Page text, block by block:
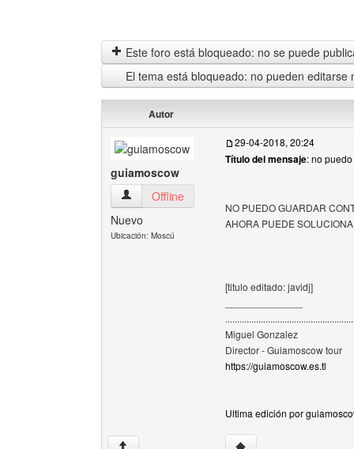
Este foro está bloqueado: no se puede
El tema está bloqueado: no pueden editarse
Autor
guiamoscow
guiamoscow Ver perfil del usuario
Offline
Nuevo
Ubicación: Moscú
29-04-2018, 20:24
Título del mensaje: no
NO PUEDO GUARDAR
AHORA PUEDE
[titulo editado: javidj]
Miguel Gonzalez
Director - Guiamoscow tour
https://guiamoscow.es.tl
Ultima edición por
Visitar sitio web del